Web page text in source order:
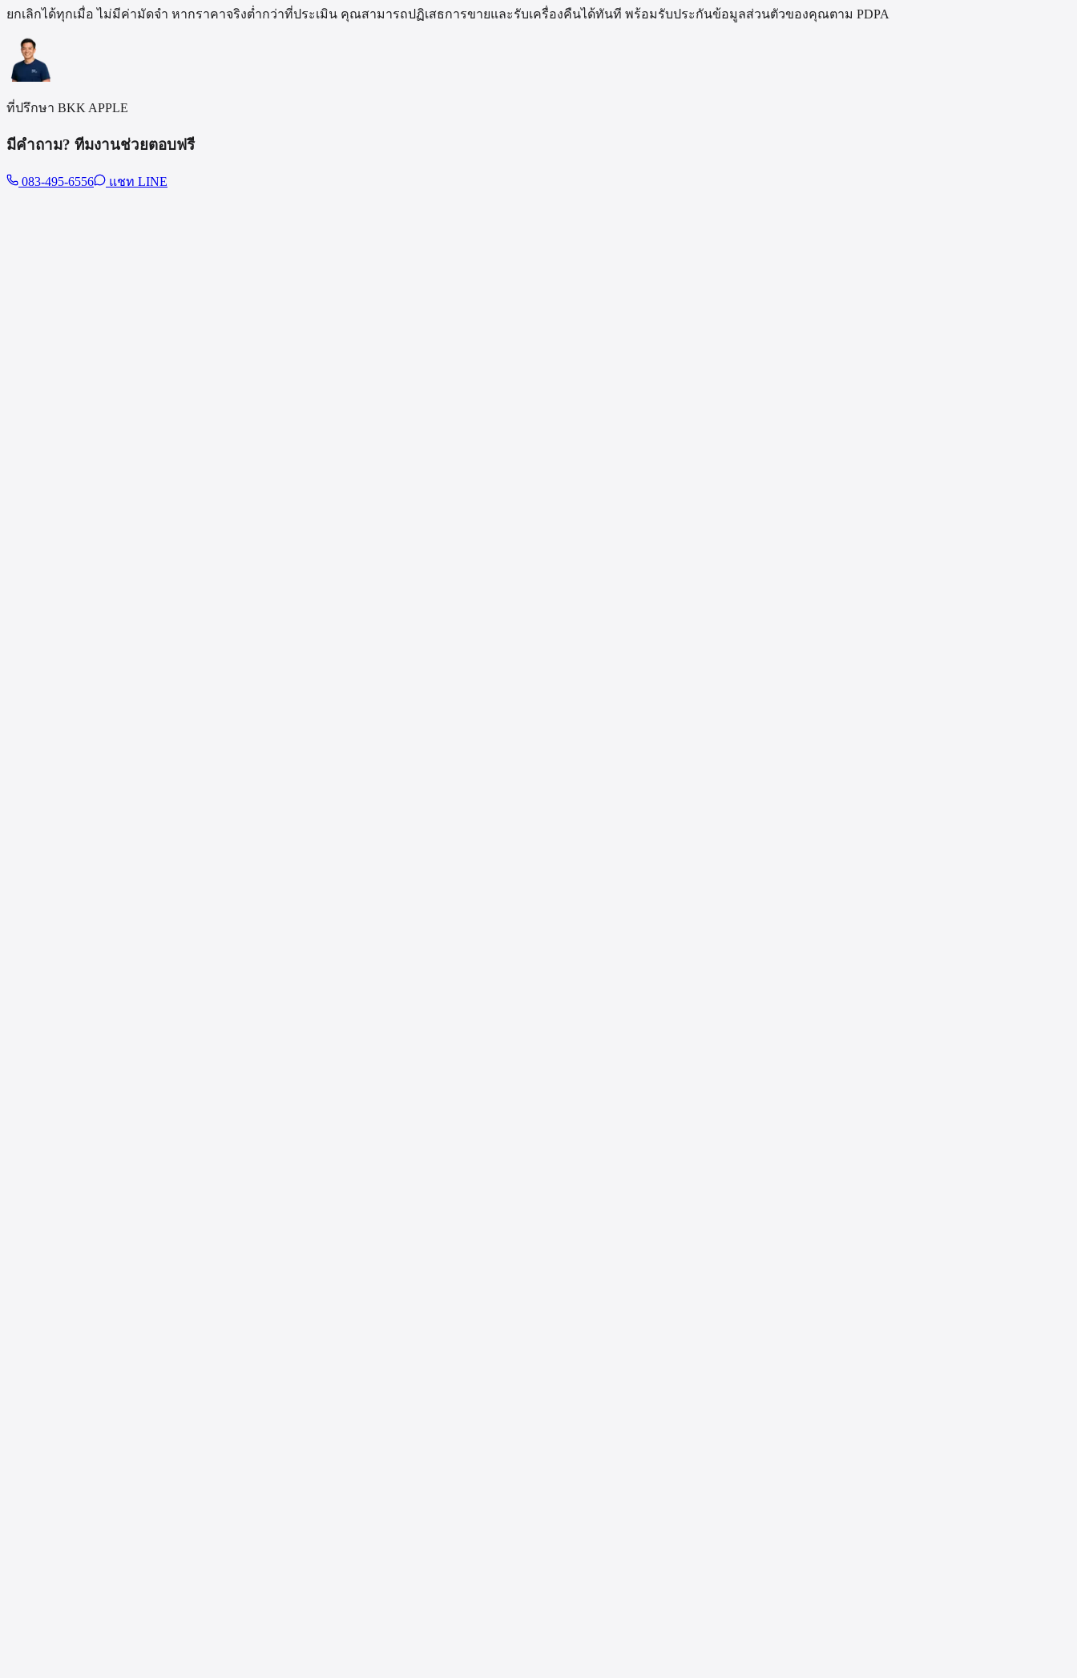
ยกเลิกได้ทุกเมื่อ ไม่มีค่ามัดจำ หากราคาจริงต่ำกว่าที่ประเมิน คุณสามารถปฏิเสธการขายและรับเครื่องคืนได้ทันที พร้อมรับประกันข้อมูลส่วนตัวของคุณตาม PDPA
ที่ปรึกษา BKK APPLE
มีคำถาม? ทีมงานช่วยตอบฟรี
083-495-6556 แชท LINE